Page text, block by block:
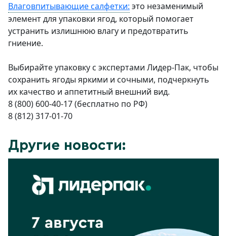
Влаговпитывающие салфетки: это незаменимый
элемент для упаковки ягод, который помогает
устранить излишнюю влагу и предотвратить
гниение.
Выбирайте упаковку с экспертами Лидер-Пак, чтобы
сохранить ягоды яркими и сочными, подчеркнуть
их качество и аппетитный внешний вид.
8 (800) 600-40-17 (бесплатно по РФ)
8 (812) 317-01-70
Другие новости: